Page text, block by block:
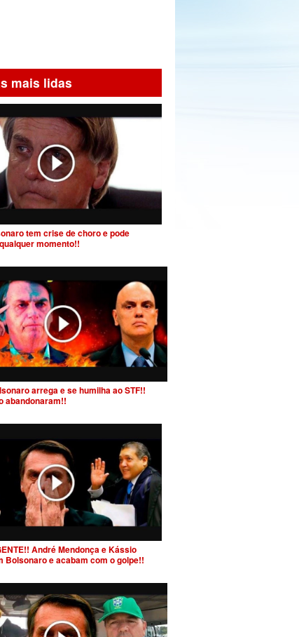
mais lidas
tem crise de choro e pode
momento!!
arrega e se humilha ao STF!!
abandonaram!!
André Mendonça e Kássio
Bolsonaro e acabam com o golpe!!